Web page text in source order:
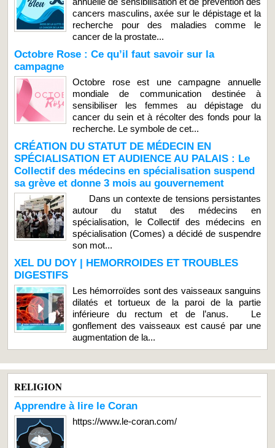
cancers masculins, axée sur le dépistage et la
recherche pour des maladies comme le
cancer de la prostate...
Octobre Rose : Ce qu’il faut savoir sur la
campagne
Octobre rose est une campagne annuelle
mondiale de communication destinée à
sensibiliser les femmes au dépistage du
cancer du sein et à récolter des fonds pour la
recherche. Le symbole de cet...
CRÉATION DU STATUT DE MÉDECIN EN
SPÉCIALISATION ET AUDIENCE AU PALAIS : Le
Collectif des médecins en spécialisation suspend
sa grève et donne 3 mois au gouvernement
Dans un contexte de tensions persistantes
autour du statut des médecins en
spécialisation, le Collectif des médecins en
spécialisation (Comes) a décidé de suspendre
son mot...
XEL DU DOY | HEMORROIDES ET TROUBLES
DIGESTIFS
Les hémorroïdes sont des vaisseaux sanguins
dilatés et tortueux de la paroi de la partie
inférieure du rectum et de l’anus. Le
gonflement des vaisseaux est causé par une
augmentation de la...
RELIGION
Apprendre à lire le Coran
https://www.le-coran.com/